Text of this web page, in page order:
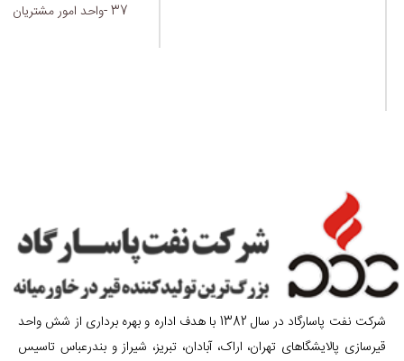
37 -واحد امور مشتریان
شرکت نفت پاسارگاد در سال 1382 با هدف اداره و بهره برداری از شش واحد
قیرسازی پالایشگاهای تهران، اراک، آبادان، تبریز، شیراز و بندرعباس تاسیس